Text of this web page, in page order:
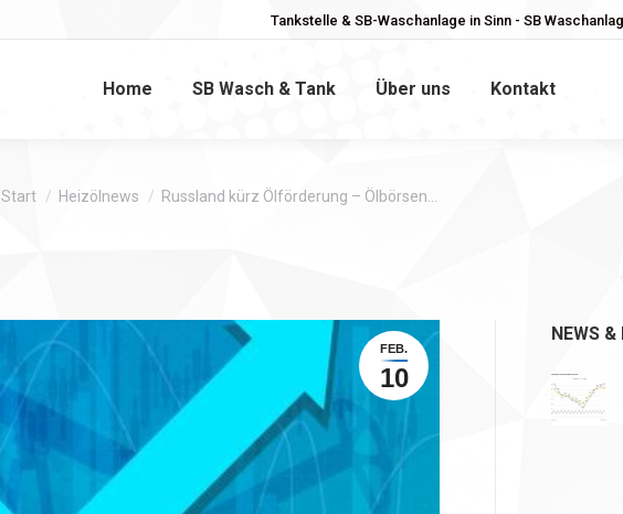
Tankstelle & SB-Waschanlage in Sinn - SB
Home SB Wasch & Tank Über uns Kontakt
Sie befinden sich hier:
Start Heizölnews Russland kürz Ölförderung – Ölbörsen…
FEB.
10
NEWS &